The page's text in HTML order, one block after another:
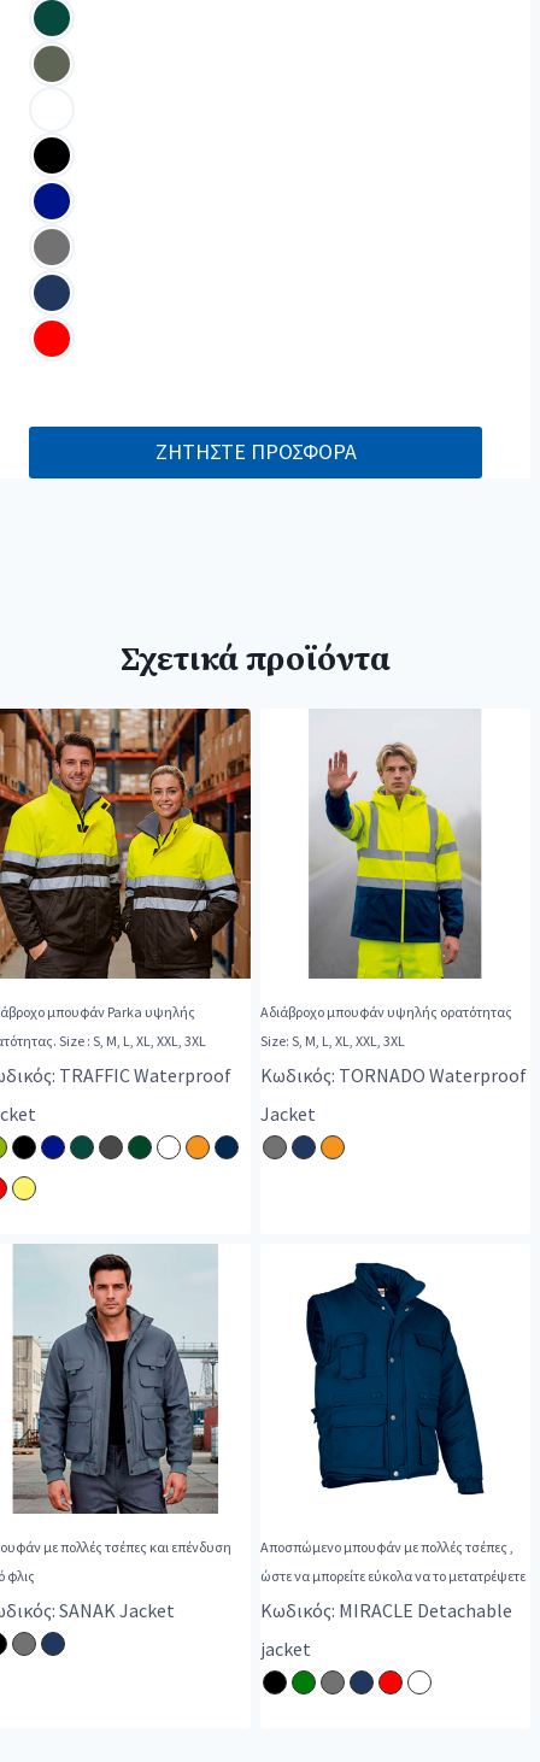
ΖΗΤΗΣΤΕ ΠΡΟΣΦΟΡΑ
Σχετικά προϊόντα
μπουφάν Parka υψηλής
ορατότητας. Size : S, M, L, XL, XXL, 3XL
TRAFFIC Waterproof
Αδιάβροχο μπουφάν υψηλής ορατότητας
Size: S, M, L, XL, XXL, 3XL
Κωδικός: TORNADO Waterproof
Jacket
με πολλές τσέπες και επένδυση
φλις
SANAK Jacket
Αποσπώμενο μπουφάν με πολλές τσέπες ,
ώστε να μπορείτε εύκολα να το μετατρέψετε
Κωδικός: MIRACLE Detachable
jacket